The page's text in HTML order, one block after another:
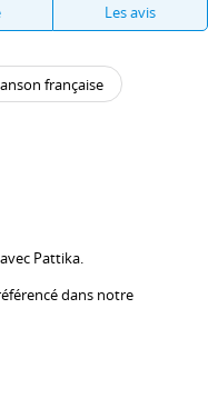
Les avis
française
Pattika.
dans notre